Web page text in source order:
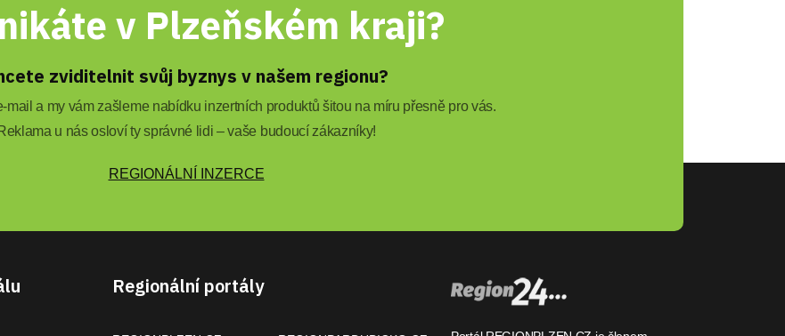
v Plzeňském kraji?
zviditelnit svůj byznys v našem regionu?
mail a my vám zašleme nabídku inzertních produktů šitou na míru přesně pro vás.
Reklama u nás osloví ty správné lidi – vaše budoucí zákazníky!
REGIONÁLNÍ INZERCE
Regionální portály